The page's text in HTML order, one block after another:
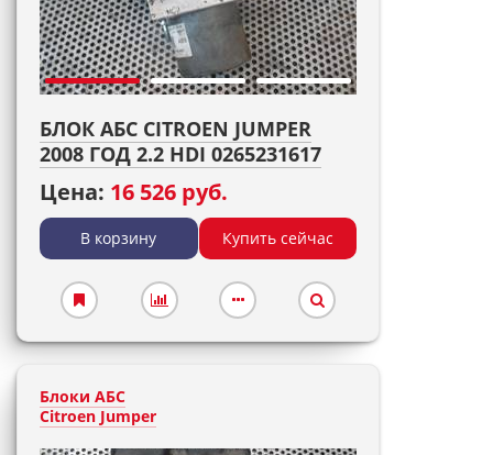
БЛОК АБС CITROEN JUMPER
2008 ГОД 2.2 HDI 0265231617
Цена: 16 526 руб.
В корзину Купить сейчас
Блоки АБС
Citroen Jumper